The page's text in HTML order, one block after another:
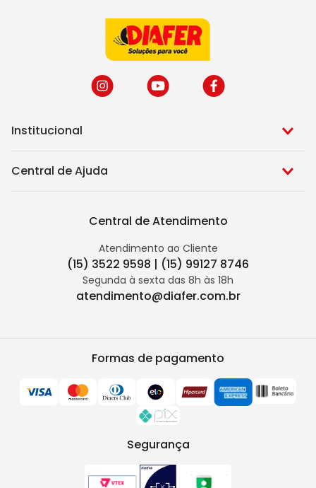
Institucional
Central de Ajuda
Central de Atendimento
Atendimento ao Cliente
(15) 3522 9598 | (15) 99127 8746
Segunda à sexta das 8h às 18h
atendimento@diafer.com.br
Formas de pagamento
Segurança